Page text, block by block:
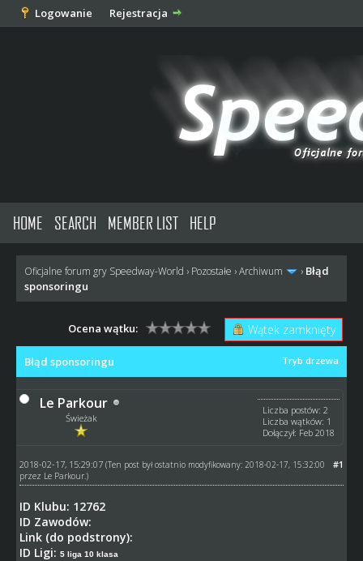
Logowanie Rejestracja
HOME SEARCH MEMBER LIST HELP
Oficjalne forum gry Speedway-World › Pozostałe ›Archiwum › Błąd
sponsoringu
Wątek zamknięty
Ocena wątku:
Tryb drzewa
Błąd sponsoringu
Le Parkour
Świeżak
Liczba postów: 2
Liczba wątków: 1
Dołączył: Feb 2018
#1
2018-02-17, 15:29:07 (Ten post był ostatnio modyfikowany: 2018-02-17, 15:32:00
przez Le Parkour.)
ID Klubu: 12762
ID Zawodów:
Link (do podstrony):
ID Ligi: 5 liga 10 klasa